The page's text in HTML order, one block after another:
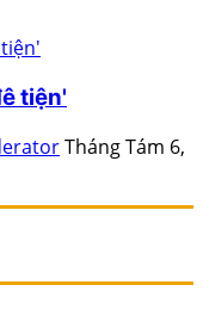
tiện'
Tháng Tám 6,